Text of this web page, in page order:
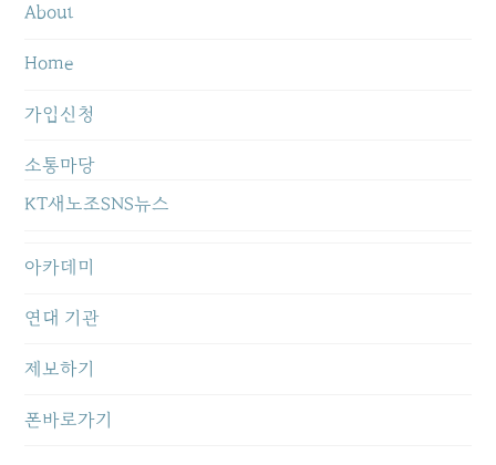
About
Home
가입신청
소통마당
KT새노조SNS뉴스
아카데미
연대 기관
제보하기
폰바로가기